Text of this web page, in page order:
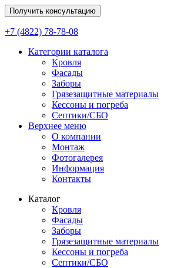
Получить консультацию
+7 (4822) 78-78-08
Категории каталога
Кровля
Фасады
Заборы
Грязезащитные материалы
Кессоны и погреба
Септики/СБО
Верхнее меню
О компании
Монтаж
Фотогалерея
Информация
Контакты
Каталог
Кровля
Фасады
Заборы
Грязезащитные материалы
Кессоны и погреба
Септики/СБО